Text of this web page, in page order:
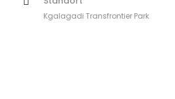
Kgalagadi Transfrontier Park